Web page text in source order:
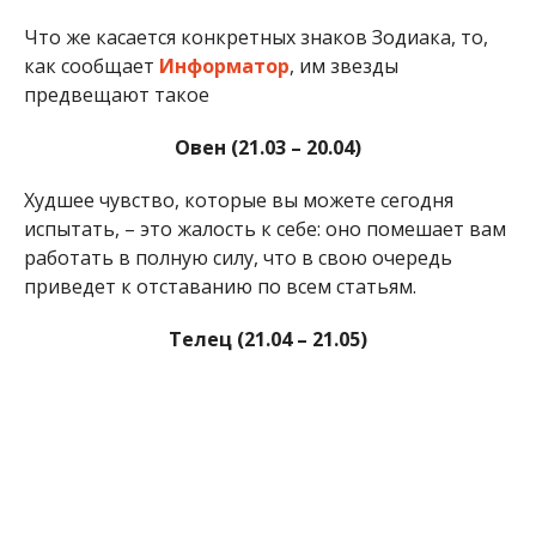
Что же касается конкретных знаков Зодиака, то,
как сообщает Информатор, им звезды
предвещают такое
Овен (21.03 – 20.04)
Худшее чувство, которые вы можете сегодня
испытать, – это жалость к себе: оно помешает вам
работать в полную силу, что в свою очередь
приведет к отставанию по всем статьям.
Телец (21.04 – 21.05)